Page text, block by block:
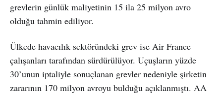
grevlerin günlük maliyetinin 15 ila 25 milyon avro
olduğu tahmin ediliyor.
Ülkede havacılık sektöründeki grev ise Air France
çalışanları tarafından sürdürülüyor. Uçuşların yüzde
30’unun iptaliyle sonuçlanan grevler nedeniyle şirketin
zararının 170 milyon avroyu bulduğu açıklanmıştı. AA